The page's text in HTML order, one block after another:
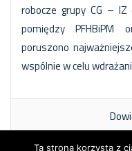
robocze grupy CG – IZ
pomiędzy PFHBiPM
poruszono
wspólnie w celu
Ta strona korzysta z